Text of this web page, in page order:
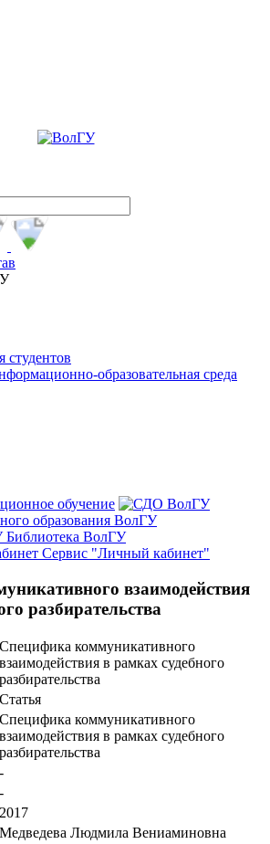
Пожалуйста
студентов
образовательная среда
обучение
образования ВолГУ
Библиотека ВолГУ
Сервис "Личный кабинет"
взаимодействия
разбирательства
Специфика коммуникативного
взаимодействия в рамках судебного
разбирательства
Статья
Специфика коммуникативного
взаимодействия в рамках судебного
разбирательства
-
-
2017
Медведева Людмила Вениаминовна